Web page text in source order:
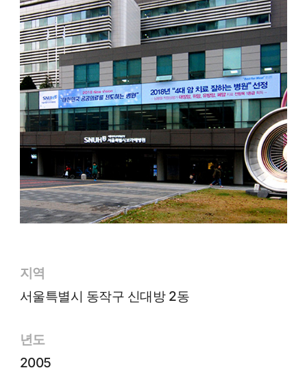
지역
서울특별시 동작구 신대방 2동
년도
2005